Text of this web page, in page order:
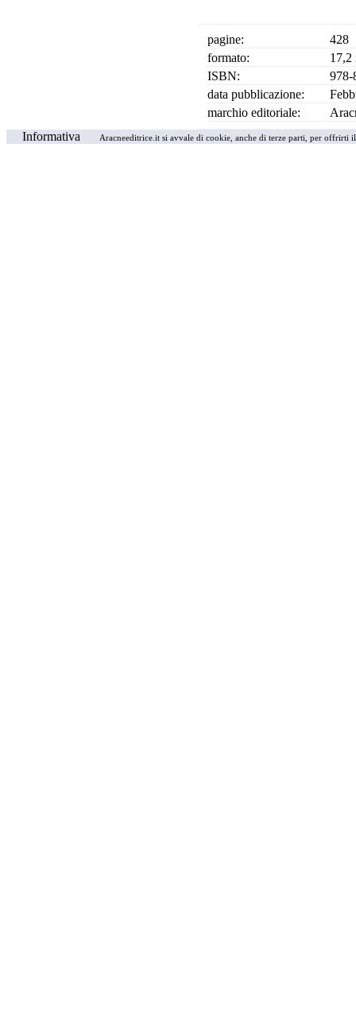
pagine:
428
formato:
17,2
ISBN:
978-
data pubblicazione:
marchio editoriale:
Informativa
Aracneeditrice.it si avvale di cookie, anche di terze parti, per